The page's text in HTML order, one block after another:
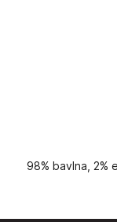
98% bavlna, 2%